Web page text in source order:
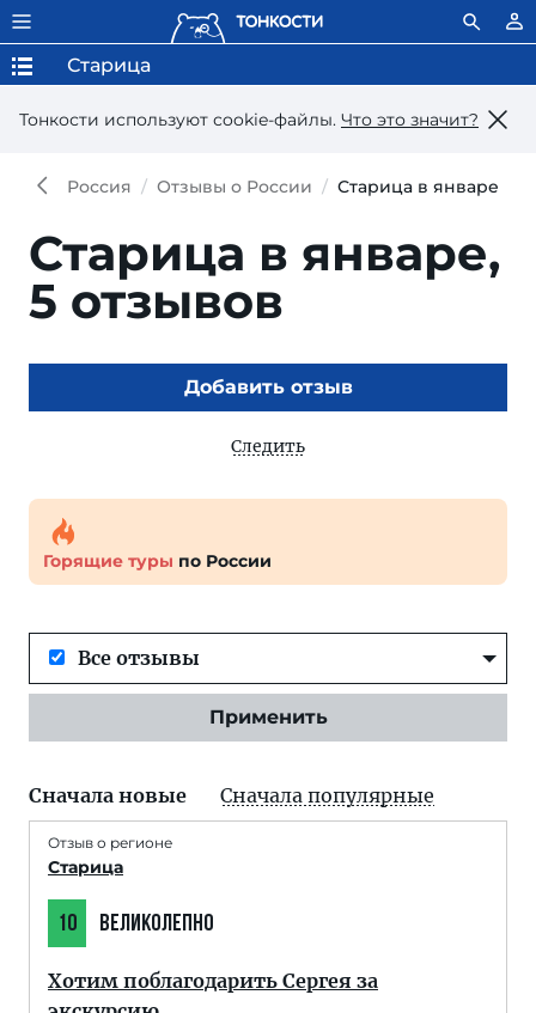
Тонкости используют сookie-файлы. Что это значит?
Старица
Россия Отзывы о России Старица в январе
Старица в январе,
5 отзывов
Добавить отзыв
Следить
Горящие туры по России
Все отзывы
Применить
Сначала новые Сначала популярные
Отзыв о регионе
Старица
10 ВЕЛИКОЛЕПНО
Хотим поблагодарить Сергея за